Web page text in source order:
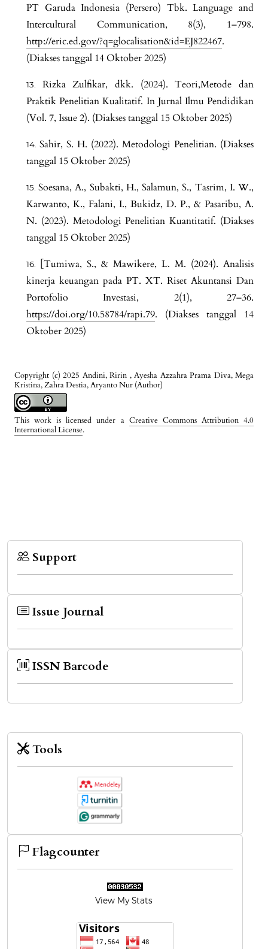
Copyright (c) 2025 Andini, Ririn , Ayesha Azzahra Prama Diva, Mega
Kristina, Zahra Destia, Aryanto Nur (Author)
This work is licensed under a Creative Commons Attribution 4.0
International License.
PT Garuda Indonesia (Persero) Tbk. Language and
Intercultural Communication, 8(3), 1–798.
http://eric.ed.gov/?q=glocalisation&id=EJ822467.
(Diakses tanggal 14 Oktober 2025)
Rizka Zulfikar, dkk. (2024). Teori,Metode dan
Praktik Penelitian Kualitatif. In Jurnal Ilmu Pendidikan
(Vol. 7, Issue 2). (Diakses tanggal 15 Oktober 2025)
Sahir, S. H. (2022). Metodologi Penelitian. (Diakses
tanggal 15 Oktober 2025)
Soesana, A., Subakti, H., Salamun, S., Tasrim, I. W.,
Karwanto, K., Falani, I., Bukidz, D. P., & Pasaribu, A.
N. (2023). Metodologi Penelitian Kuantitatif. (Diakses
tanggal 15 Oktober 2025)
[Tumiwa, S., & Mawikere, L. M. (2024). Analisis
kinerja keuangan pada PT. XT. Riset Akuntansi Dan
Portofolio Investasi, 2(1), 27–36.
https://doi.org/10.58784/rapi.79. (Diakses tanggal 14
Oktober 2025)
Support
Issue Journal
ISSN Barcode
Tools
Flagcounter
View My Stats